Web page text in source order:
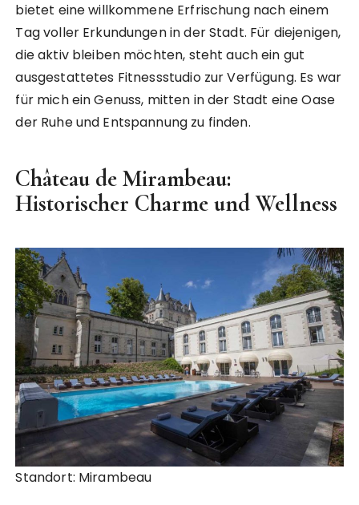
bietet eine willkommene Erfrischung nach einem
Tag voller Erkundungen in der Stadt. Für diejenigen,
die aktiv bleiben möchten, steht auch ein gut
ausgestattetes Fitnessstudio zur Verfügung. Es war
für mich ein Genuss, mitten in der Stadt eine Oase
der Ruhe und Entspannung zu finden.
Château de Mirambeau:
Historischer Charme und Wellness
Standort: Mirambeau